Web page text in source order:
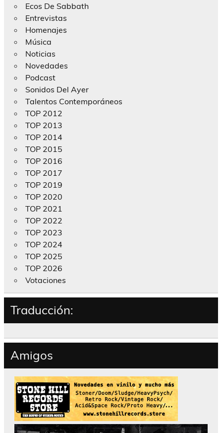
Ecos De Sabbath
Entrevistas
Homenajes
Música
Noticias
Novedades
Podcast
Sonidos Del Ayer
Talentos Contemporáneos
TOP 2012
TOP 2013
TOP 2014
TOP 2015
TOP 2016
TOP 2017
TOP 2019
TOP 2020
TOP 2021
TOP 2022
TOP 2023
TOP 2024
TOP 2025
TOP 2026
Votaciones
Traducción:
Amigos